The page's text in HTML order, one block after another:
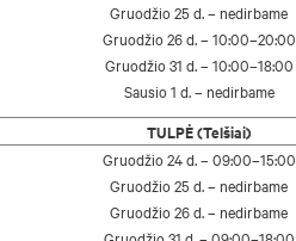
Gruodžio 25 d. – nedirbame
Gruodžio 26 d. – 10:00–20:00
Gruodžio 31 d. – 10:00–18:00
Sausio 1 d. – nedirbame
TULPĖ (Telšiai)
Gruodžio 24 d. – 09:00–15:00
Gruodžio 25 d. – nedirbame
Gruodžio 26 d. – nedirbame